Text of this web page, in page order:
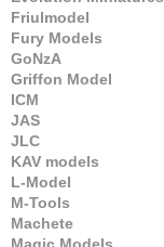
Friulmodel
Fury Models
GoNzA
Griffon Model
ICM
JAS
JLC
KAV models
L-Model
M-Tools
Machete